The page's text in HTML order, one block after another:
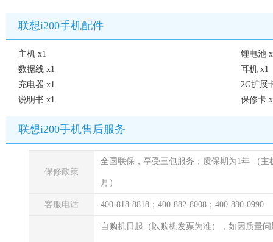
联想i200手机配件
主机 x1
锂电池
数据线 x1
耳机 x1
充电器 x1
2G扩展
说明书 x1
保修卡
联想i200手机售后服务
保修政策
全国联保，享受三包服务；质保期为1年 （
月）
客服电话 400-818-8818；400-882-8008；400-880-0990
自购机日起（以购机发票为准），如因质量